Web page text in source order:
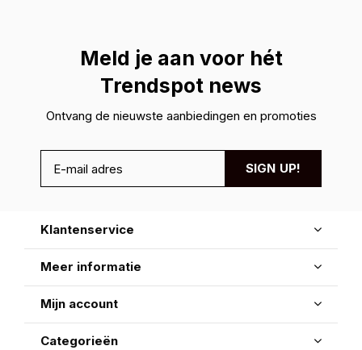
Meld je aan voor hét
Trendspot news
Ontvang de nieuwste aanbiedingen en promoties
SIGN UP!
Klantenservice
Meer informatie
Mijn account
Categorieën